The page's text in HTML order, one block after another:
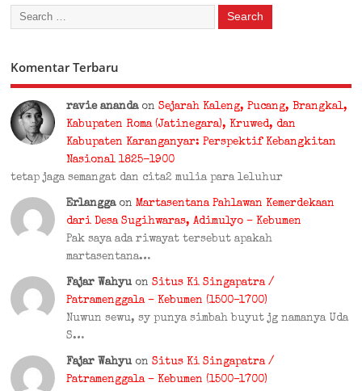
Komentar Terbaru
ravie ananda on Sejarah Kaleng, Pucang, Brangkal,
Kabupaten Roma (Jatinegara), Kruwed, dan
Kabupaten Karanganyar: Perspektif Kebangkitan
Nasional 1825-1900
tetap jaga semangat dan cita2 mulia para leluhur
Erlangga on Martasentana Pahlawan Kemerdekaan
dari Desa Sugihwaras, Adimulyo – Kebumen
Pak saya ada riwayat tersebut apakah
martasentana…
Fajar Wahyu on Situs Ki Singapatra /
Patramenggala – Kebumen (1500–1700)
Nuwun sewu, sy punya simbah buyut jg namanya Uda
S…
Fajar Wahyu on Situs Ki Singapatra /
Patramenggala – Kebumen (1500–1700)